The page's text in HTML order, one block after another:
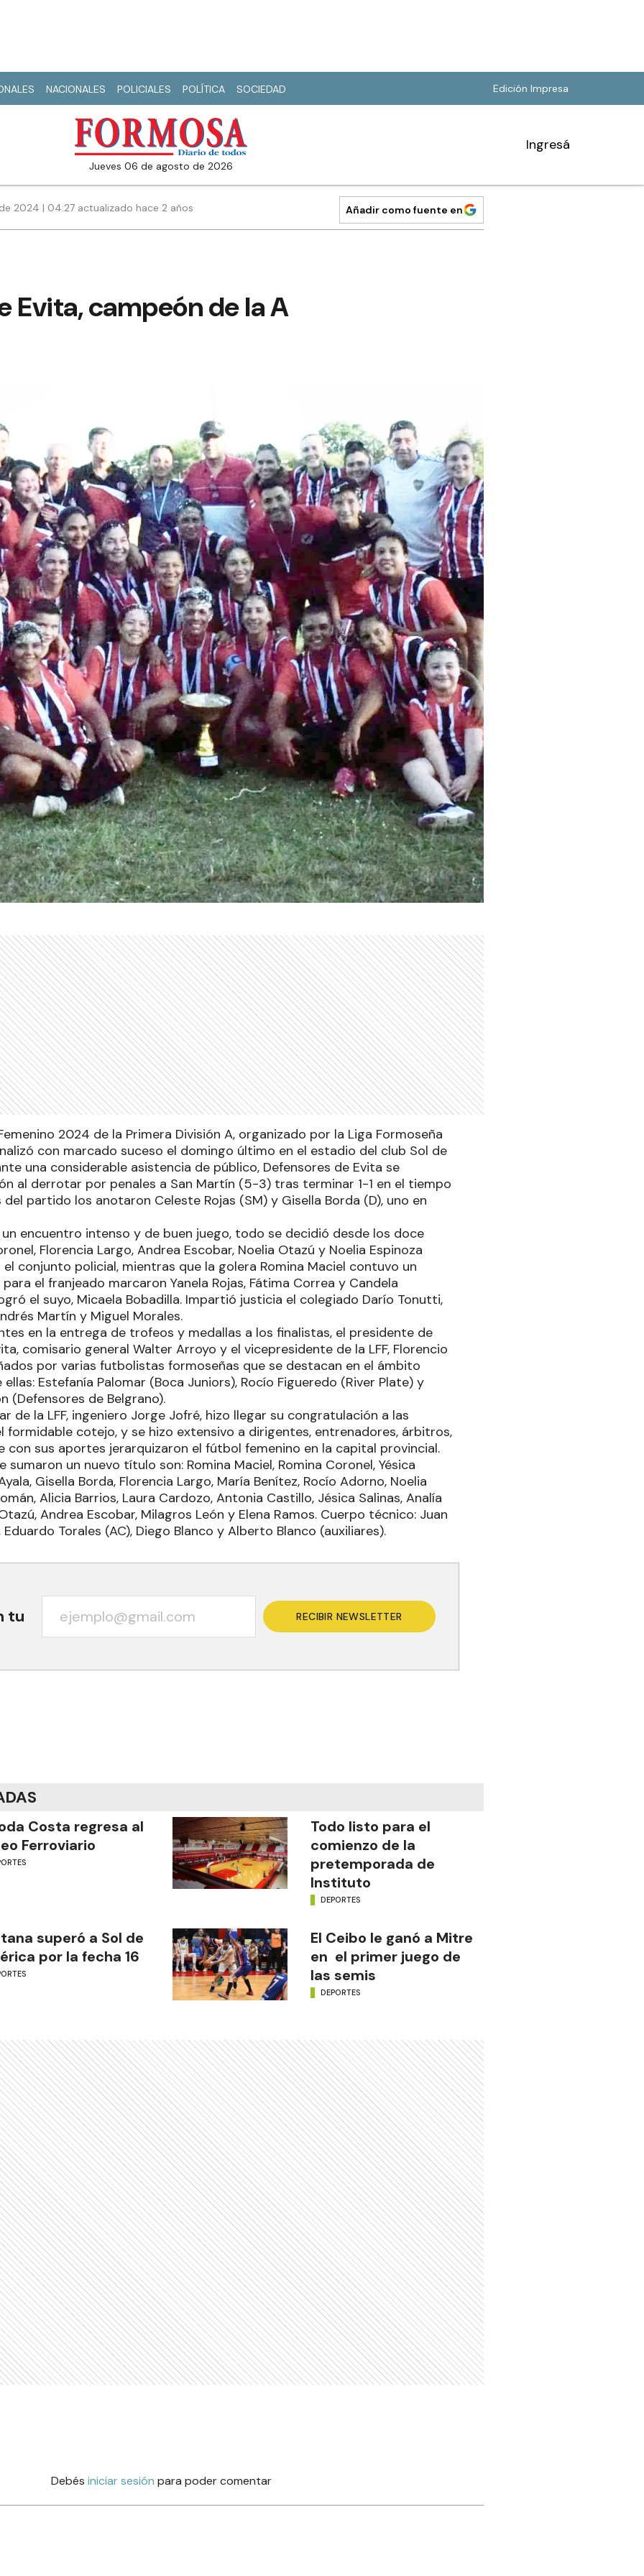
NACIONALES POLICIALES POLÍTICA SOCIEDAD Edición Impresa
jueves 06 de agosto de 2026
Ingresá
2024 | 04:27 actualizado hace 2 años Añadir como fuente en
Evita, campeón de la A
2024 de la Primera División A, organizado por la Liga Formoseña
con marcado suceso el domingo último en el estadio del club Sol de
una considerable asistencia de público, Defensores de Evita se
al derrotar por penales a San Martín (5-3) tras terminar 1-1 en el tiempo
del partido los anotaron Celeste Rojas (SM) y Gisella Borda (D), uno en
un encuentro intenso y de buen juego, todo se decidió desde los doce
Florencia Largo, Andrea Escobar, Noelia Otazú y Noelia Espinoza
conjunto policial, mientras que la golera Romina Maciel contuvo un
el franjeado marcaron Yanela Rojas, Fátima Correa y Candela
el suyo, Micaela Bobadilla. Impartió justicia el colegiado Darío Tonutti,
Martín y Miguel Morales.
en la entrega de trofeos y medallas a los finalistas, el presidente de
comisario general Walter Arroyo y el vicepresidente de la LFF, Florencio
por varias futbolistas formoseñas que se destacan en el ámbito
Estefanía Palomar (Boca Juniors), Rocío Figueredo (River Plate) y
(Defensores de Belgrano).
de la LFF, ingeniero Jorge Jofré, hizo llegar su congratulación a las
cotejo, y se hizo extensivo a dirigentes, entrenadores, árbitros,
con sus aportes jerarquizaron el fútbol femenino en la capital provincial.
sumaron un nuevo título son: Romina Maciel, Romina Coronel, Yésica
Gisella Borda, Florencia Largo, María Benítez, Rocío Adorno, Noelia
Alicia Barrios, Laura Cardozo, Antonia Castillo, Jésica Salinas, Analía
Andrea Escobar, Milagros León y Elena Ramos. Cuerpo técnico: Juan
Torales (AC), Diego Blanco y Alberto Blanco (auxiliares).
tu RECIBIR NEWSLETTER
Costa regresa al
Ferroviario
Todo listo para el
comienzo de la
pretemporada de
Instituto
DEPORTES
superó a Sol de
por la fecha 16
El Ceibo le ganó a Mitre
en el primer juego de
las semis
DEPORTES
Debés iniciar sesión para poder comentar